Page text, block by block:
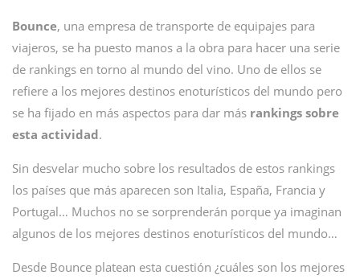
Bounce, una empresa de transporte de equipajes para
viajeros, se ha puesto manos a la obra para hacer una serie
de rankings en torno al mundo del vino. Uno de ellos se
refiere a los mejores destinos enoturísticos del mundo pero
se ha fijado en más aspectos para dar más rankings sobre
esta actividad.
Sin desvelar mucho sobre los resultados de estos rankings
los países que más aparecen son Italia, España, Francia y
Portugal… Muchos no se sorprenderán porque ya imaginan
algunos de los mejores destinos enoturísticos del mundo…
Desde Bounce platean esta cuestión ¿cuáles son los mejores